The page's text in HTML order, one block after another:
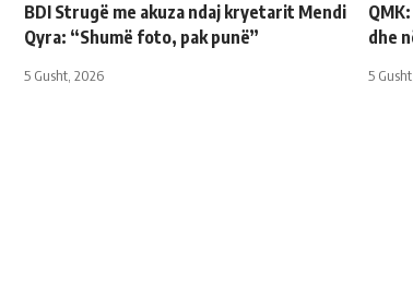
BDI Strugë me akuza ndaj kryetarit Mendi
Qyra: “Shumë foto, pak punë”
5 Gusht, 2026
dhe
5